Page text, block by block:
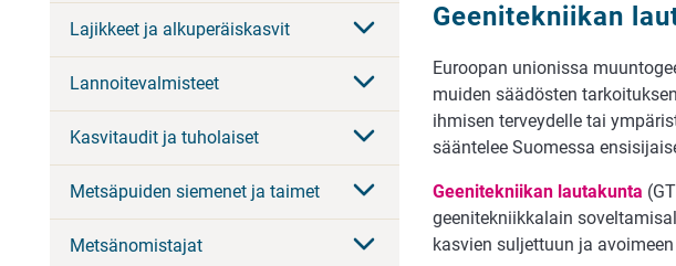
Lajikkeet ja alkuperäiskasvit
Lannoitevalmisteet
Kasvitaudit ja tuholaiset
Metsäpuiden siemenet ja taimet
Metsänomistajat
Geenitekniikan
Euroopan unionissa
muiden säädösten
ihmisen terveydelle tai
sääntelee Suomessa
Geenitekniikan lautakunta
geenitekniikkalain
kasvien suljettuun ja